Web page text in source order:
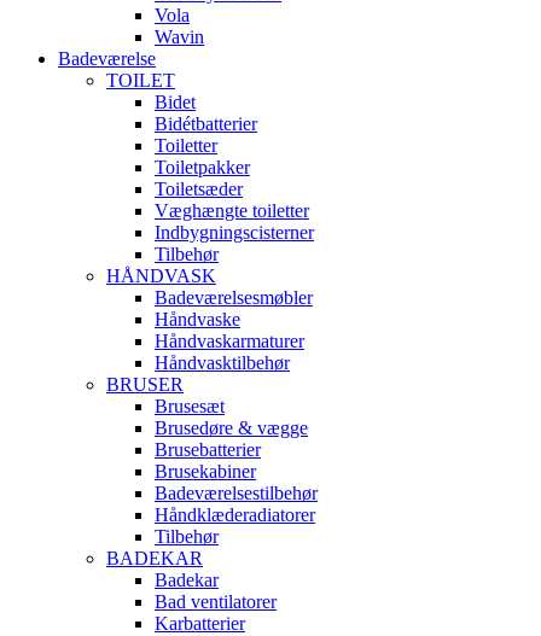
Vola
Wavin
Badeværelse
TOILET
Bidet
Bidétbatterier
Toiletter
Toiletpakker
Toiletsæder
Væghængte toiletter
Indbygningscisterner
Tilbehør
HÅNDVASK
Badeværelsesmøbler
Håndvaske
Håndvaskarmaturer
Håndvasktilbehør
BRUSER
Brusesæt
Brusedøre & vægge
Brusebatterier
Brusekabiner
Badeværelsestilbehør
Håndklæderadiatorer
Tilbehør
BADEKAR
Badekar
Bad ventilatorer
Karbatterier